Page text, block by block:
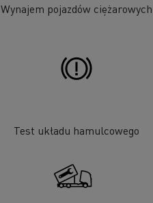
Wynajem pojazdów ciężarowych
Test układu hamulcowego